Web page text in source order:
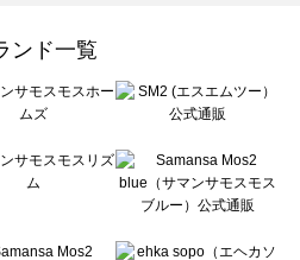
ア一覧
覧
）のルームウェア一覧
ムウェア一覧
のルームウェア一覧
ウェア一覧
ンド一覧